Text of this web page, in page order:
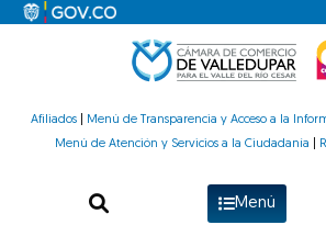
Afiliados| Menú de Transparencia y Acceso a la
Menú de Atención y Servicios a la Ciudadanía
Menú